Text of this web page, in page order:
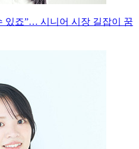
있죠”… 시니어 시장 길잡이 꿈